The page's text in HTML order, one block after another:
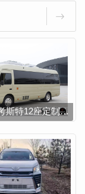
26款丰田考斯特12座定制版商务车